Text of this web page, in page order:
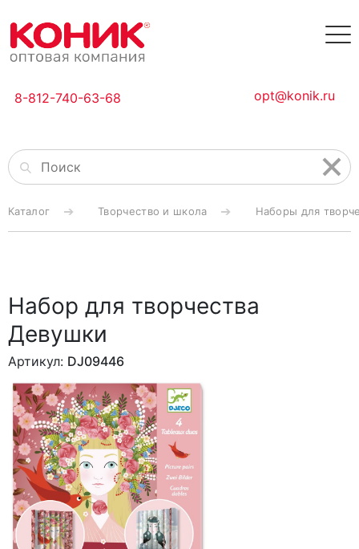
8-812-740-63-68 opt@konik.ru
Каталог Творчество и школа Наборы для
Набор для творчества
Девушки
Артикул: DJ09446